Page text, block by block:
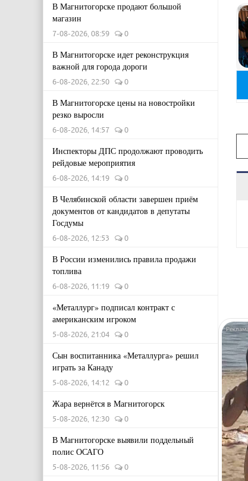
В Магнитогорске продают большой
магазин
7-08-2026, 08:59 0
В Магнитогорске идет реконструкция
важной для города дороги
6-08-2026, 22:50 0
В Магнитогорске цены на новостройки
резко выросли
6-08-2026, 14:57 0
Инспекторы ДПС продолжают проводить
рейдовые мероприятия
6-08-2026, 14:19 0
В Челябинской области завершен приём
документов от кандидатов в депутаты
Госдумы
6-08-2026, 12:53 0
В России изменились правила продажи
топлива
6-08-2026, 11:19 0
«Металлург» подписал контракт с
американским игроком
5-08-2026, 21:04 0
Сын воспитанника «Металлурга» решил
играть за Канаду
5-08-2026, 14:12 0
Жара вернётся в Магнитогорск
5-08-2026, 12:30 0
В Магнитогорске выявили поддельный
полис ОСАГО
5-08-2026, 11:56 0